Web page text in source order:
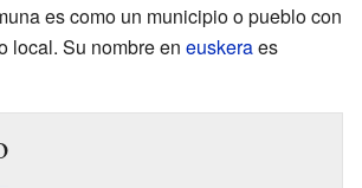
es como un municipio o pueblo con
local. Su nombre en euskeraes